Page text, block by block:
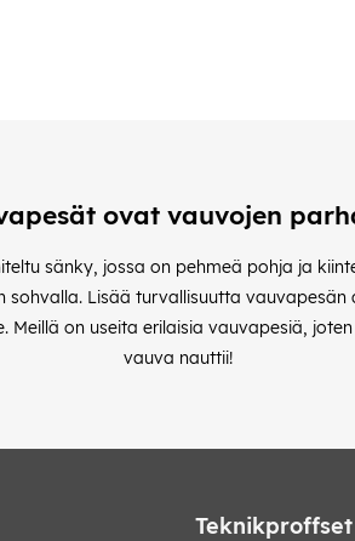
ovat vauvojen
sänky, jossa on pehmeä pohja ja
sohvalla. Lisää turvallisuutta
on useita erilaisia vauvapesiä,
vauva nauttii!
Teknikproffset